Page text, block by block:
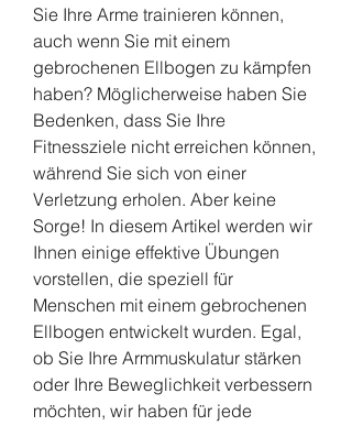
Sie Ihre Arme trainieren können,
auch wenn Sie mit einem
gebrochenen Ellbogen zu kämpfen
haben? Möglicherweise haben Sie
Bedenken, dass Sie Ihre
Fitnessziele nicht erreichen können,
während Sie sich von einer
Verletzung erholen. Aber keine
Sorge! In diesem Artikel werden wir
Ihnen einige effektive Übungen
vorstellen, die speziell für
Menschen mit einem gebrochenen
Ellbogen entwickelt wurden. Egal,
ob Sie Ihre Armmuskulatur stärken
oder Ihre Beweglichkeit verbessern
möchten, wir haben für jede